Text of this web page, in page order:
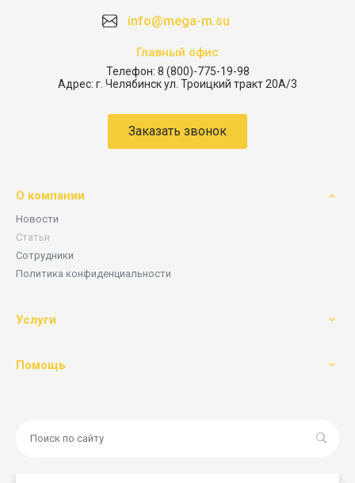
info@mega-m.su
Главный офис
Телефон: 8 (800)-775-19-98
Адрес: г. Челябинск ул. Троицкий тракт 20А/3
Заказать звонок
О компании
Новости
Статьи
Сотрудники
Политика конфиденциальности
Услуги
Помощь